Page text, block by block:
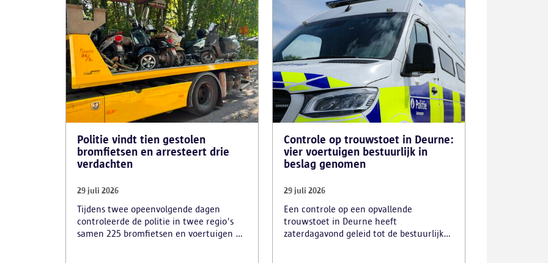
Politie vindt tien gestolen
bromfietsen en arresteert drie
verdachten
29 juli 2026
Tijdens twee opeenvolgende dagen
controleerde de politie in twee regio's
samen 225 bromfietsen en voertuigen en
Controle op trouwstoet in Deurne:
vier voertuigen bestuurlijk in
beslag genomen
29 juli 2026
Een controle op een opvallende
trouwstoet in Deurne heeft
zaterdagavond geleid tot de bestuurlijke